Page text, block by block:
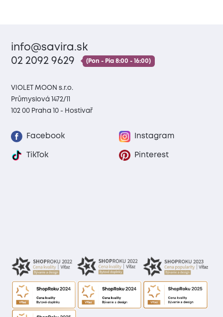
info@savira.sk
02 2092 9629
(Pon - Pia 8:00 - 16:00)
VIOLET MOON s.r.o.
Průmyslová 1472/11
102 00 Praha 10 - Hostivař
Facebook Instagram
TikTok Pinterest